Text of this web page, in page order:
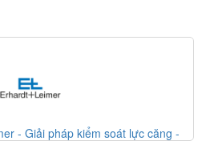
- Giải pháp kiểm soát lực căng -